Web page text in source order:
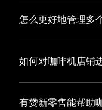
等，吸引更多客户到
以帮助您增加客流量
怎么更好地管理多
有赞新零售一站式解
域运营以及有赞小程
您的业务蓬勃发展，
如何对咖啡机店铺
您可以使用有赞的门
店数据的集中管理，
有赞新零售能帮助